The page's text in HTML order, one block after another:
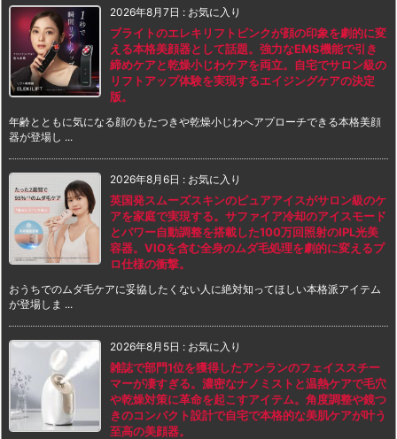
2026年8月7日 : お気に入り
ブライトのエレキリフトピンクが顔の印象を劇的に変
える本格美顔器として話題。強力なEMS機能で引き
締めケアと乾燥小じわケアを両立。自宅でサロン級の
リフトアップ体験を実現するエイジングケアの決定
版。
年齢とともに気になる顔のもたつきや乾燥小じわへアプローチできる本格美顔
器が登場し ...
2026年8月6日 : お気に入り
英国発スムーズスキンのピュアアイスがサロン級のケ
アを家庭で実現する。サファイア冷却のアイスモード
とパワー自動調整を搭載した100万回照射のIPL光美
容器。VIOを含む全身のムダ毛処理を劇的に変えるプ
ロ仕様の衝撃。
おうちでのムダ毛ケアに妥協したくない人に絶対知ってほしい本格派アイテム
が登場しま ...
2026年8月5日 : お気に入り
雑誌で部門1位を獲得したアンランのフェイススチー
マーが凄すぎる。濃密なナノミストと温熱ケアで毛穴
や乾燥対策に革命を起こすアイテム。角度調整や鏡つ
きのコンパクト設計で自宅で本格的な美肌ケアが叶う
至高の美顔器。